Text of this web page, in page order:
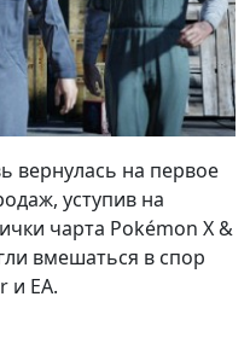
вернулась на первое
уступив на
чарта Pokémon X &
вмешаться в спор
и EA.